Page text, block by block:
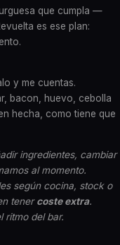
que cumpla —
es ese plan:
y me cuentas.
bacon, huevo, cebolla
hecha, como tiene que
ingredientes, cambiar
al momento.
según cocina, stock o
tenercoste extra.
ritmo del bar.